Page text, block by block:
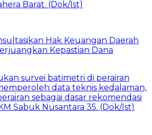
Hak Keuangan Daerah
Kepastian Dana